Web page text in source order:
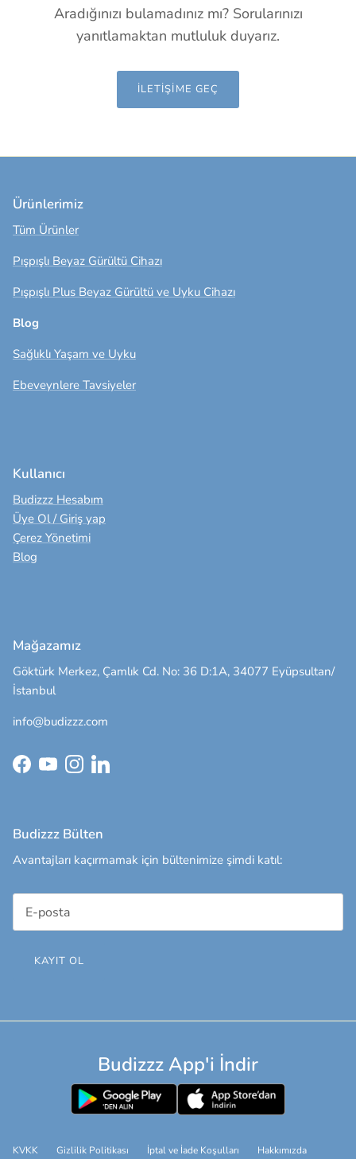
Aradığınızı bulamadınız mı? Sorularınızı
yanıtlamaktan mutluluk duyarız.
İLETIŞIME GEÇ
Ürünlerimiz
Tüm Ürünler
Pışpışlı Beyaz Gürültü Cihazı
Pışpışlı Plus Beyaz Gürültü ve Uyku Cihazı
Blog
Sağlıklı Yaşam ve Uyku
Ebeveynlere Tavsiyeler
Kullanıcı
Budizzz Hesabım
Üye Ol / Giriş yap
Çerez Yönetimi
Blog
Mağazamız
Göktürk Merkez, Çamlık Cd. No: 36 D:1A, 34077 Eyüpsultan/
İstanbul
info@budizzz.com
Facebook
YouTubeInstagramLinkedIn
Budizzz Bülten
Avantajları kaçırmamak için bültenimize şimdi katıl:
KAYIT OL
Budizzz App'i İndir
KVKK Gizlilik Politikası İptal ve İade Koşulları Hakkımızda